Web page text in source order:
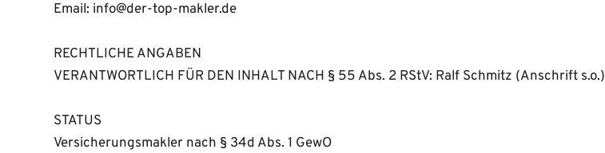
Email: info@der-top-makler.de
RECHTLICHE ANGABEN
VERANTWORTLICH FÜR DEN INHALT NACH § 55 Abs. 2 RStV: Ralf Schmitz (Anschrift s.o.)
STATUS
Versicherungsmakler nach § 34d Abs. 1 GewO